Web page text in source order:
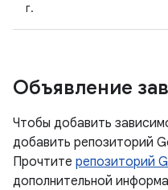
г.
Объявление
Чтобы добавить
добавить репозиторий
Прочтите репозиторий
дополнительной